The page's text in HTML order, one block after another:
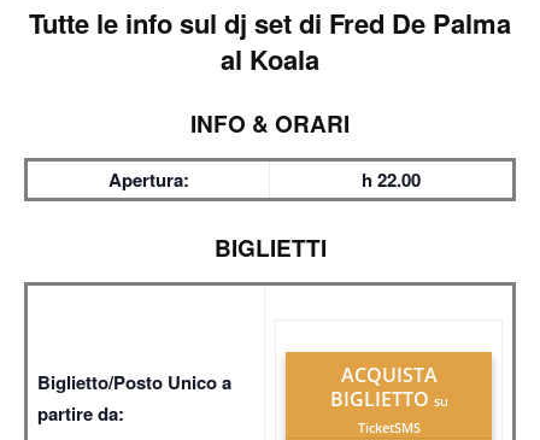
Tutte le info sul dj set di Fred De Palma
al Koala
INFO & ORARI
Apertura: h 22.00
BIGLIETTI
Biglietto/Posto Unico a
partire da:
ACQUISTA
BIGLIETTO su
TicketSMS